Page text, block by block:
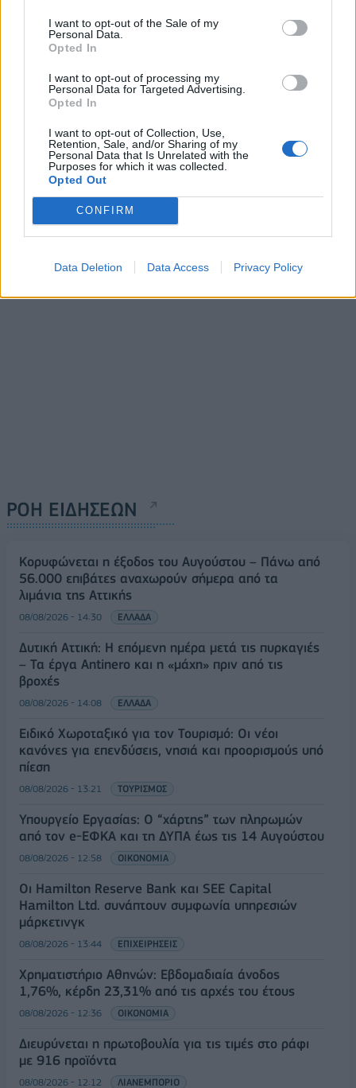
I want to opt-out of the Sale of my
Personal Data.
Opted In
I want to opt-out of processing my
Personal Data for Targeted Advertising.
Opted In
I want to opt-out of Collection, Use,
Retention, Sale, and/or Sharing of my
Personal Data that Is Unrelated with the
Purposes for which it was collected.
Opted Out
CONFIRM
Data Deletion Data Access Privacy Policy
ΠΕΡΙΣΣΌΤΕΡΑ ΣΕ ΑΥΤΉ ΤΗΝ ΚΑΤΗΓΟΡΊΑ
Kiosky’s Convenience
Stores: Ανάπτυξη με 100
καταστήματα ως το τέλος
05/07/2021 - 13:17
Kουλουράδες: Στον Όμιλο
της αλυσίδας
05/07/2021 - 15:27
ΡΟΗ ΕΙΔΗΣΕΩΝ
Κορυφώνεται η έξοδος του Αυγούστου – Πάνω από
56.000 επιβάτες αναχωρούν σήμερα από τα
λιμάνια της Αττικής
08/08/2026 - 14:30 ΕΛΛΑΔΑ
Δυτική Αττική: Η επόμενη ημέρα μετά τις πυρκαγιές
– Τα έργα Antinero και η «μάχη» πριν από τις
βροχές
08/08/2026 - 14:08 ΕΛΛΑΔΑ
Ειδικό Χωροταξικό για τον Τουρισμό: Οι νέοι
κανόνες για επενδύσεις, νησιά και προορισμούς υπό
πίεση
08/08/2026 - 13:21 ΤΟΥΡΙΣΜΟΣ
Υπουργείο Εργασίας: Ο “χάρτης” των πληρωμών
από τον e-ΕΦΚΑ και τη ΔΥΠΑ έως τις 14 Αυγούστου
08/08/2026 - 12:58 ΟΙΚΟΝΟΜΙΑ
Οι Hamilton Reserve Bank και SEE Capital
Hamilton Ltd. συνάπτουν συμφωνία υπηρεσιών
μάρκετινγκ
08/08/2026 - 13:44 ΕΠΙΧΕΙΡΗΣΕΙΣ
Χρηματιστήριο Αθηνών: Εβδομαδιαία άνοδος
1,76%, κέρδη 23,31% από τις αρχές του έτους
08/08/2026 - 12:36 ΟΙΚΟΝΟΜΙΑ
Διευρύνεται η πρωτοβουλία για τις τιμές στο ράφι
με 916 προϊόντα
08/08/2026 - 12:12 ΛΙΑΝΕΜΠΟΡΙΟ